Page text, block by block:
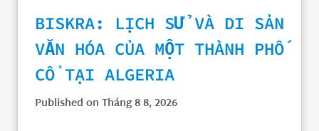
BISKRA: LỊCH SỬ VÀ DI SẢN
VĂN HÓA CỦA MỘT THÀNH PHỐ
CỔ TẠI ALGERIA
Published on Tháng 8 8, 2026